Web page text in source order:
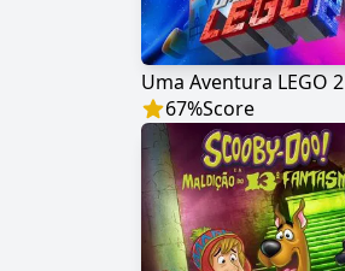
Uma Aventura LEGO 2
67%Score